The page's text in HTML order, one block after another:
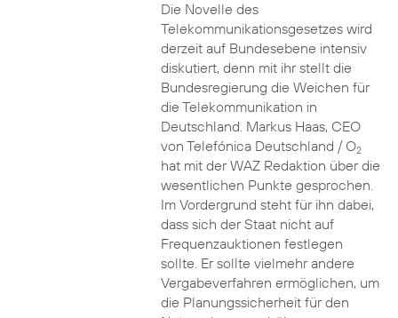
Die Novelle des
Telekommunikationsgesetzes wird
derzeit auf Bundesebene intensiv
diskutiert, denn mit ihr stellt die
Bundesregierung die Weichen für
die Telekommunikation in
Deutschland. Markus Haas, CEO
von Telefónica Deutschland / O2
hat mit der WAZ Redaktion über die
wesentlichen Punkte gesprochen.
Im Vordergrund steht für ihn dabei,
dass sich der Staat nicht auf
Frequenzauktionen festlegen
sollte. Er sollte vielmehr andere
Vergabeverfahren ermöglichen, um
die Planungssicherheit für den